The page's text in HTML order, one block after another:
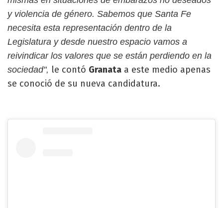
y violencia de género. Sabemos que Santa Fe
necesita esta representación dentro de la
Legislatura y desde nuestro espacio vamos a
reivindicar los valores que se están perdiendo en la
sociedad", le contó Granata a este medio apenas
se conoció de su nueva candidatura.